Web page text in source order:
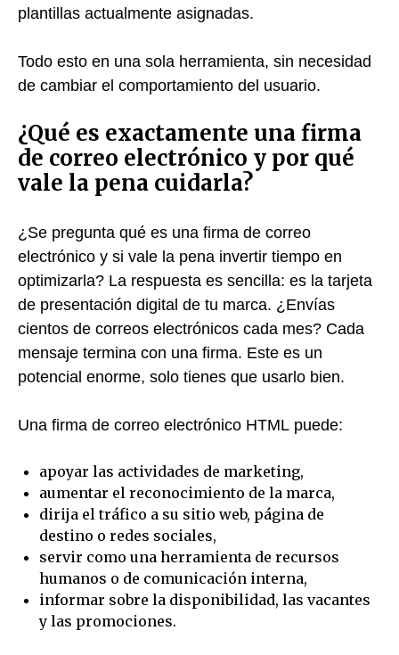
plantillas actualmente asignadas.
Todo esto en una sola herramienta, sin necesidad
de cambiar el comportamiento del usuario.
¿Qué es exactamente una firma
de correo electrónico y por qué
vale la pena cuidarla?
¿Se pregunta qué es una firma de correo
electrónico y si vale la pena invertir tiempo en
optimizarla? La respuesta es sencilla: es la tarjeta
de presentación digital de tu marca. ¿Envías
cientos de correos electrónicos cada mes? Cada
mensaje termina con una firma. Este es un
potencial enorme, solo tienes que usarlo bien.
Una firma de correo electrónico HTML puede:
apoyar las actividades de marketing,
aumentar el reconocimiento de la marca,
dirija el tráfico a su sitio web, página de
destino o redes sociales,
servir como una herramienta de recursos
humanos o de comunicación interna,
informar sobre la disponibilidad, las vacantes
y las promociones.